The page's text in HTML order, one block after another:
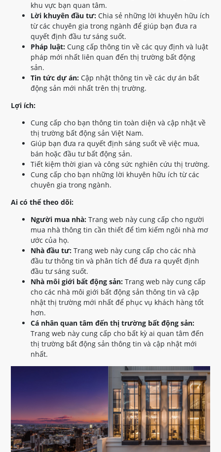
khu vực bạn quan tâm.
Lời khuyên đầu tư: Chia sẻ những lời khuyên hữu ích
từ các chuyên gia trong ngành để giúp bạn đưa ra
quyết định đầu tư sáng suốt.
Pháp luật: Cung cấp thông tin về các quy định và luật
pháp mới nhất liên quan đến thị trường bất động
sản.
Tin tức dự án: Cập nhật thông tin về các dự án bất
động sản mới nhất trên thị trường.
Lợi ích:
Cung cấp cho bạn thông tin toàn diện và cập nhật về
thị trường bất động sản Việt Nam.
Giúp bạn đưa ra quyết định sáng suốt về việc mua,
bán hoặc đầu tư bất động sản.
Tiết kiệm thời gian và công sức nghiên cứu thị trường.
Cung cấp cho bạn những lời khuyên hữu ích từ các
chuyên gia trong ngành.
Ai có thể theo dõi:
Người mua nhà: Trang web này cung cấp cho người
mua nhà thông tin cần thiết để tìm kiếm ngôi nhà mơ
ước của họ.
Nhà đầu tư: Trang web này cung cấp cho các nhà
đầu tư thông tin và phân tích để đưa ra quyết định
đầu tư sáng suốt.
Nhà môi giới bất động sản: Trang web này cung cấp
cho các nhà môi giới bất động sản thông tin và cập
nhật thị trường mới nhất để phục vụ khách hàng tốt
hơn.
Cá nhân quan tâm đến thị trường bất động sản:
Trang web này cung cấp cho bất kỳ ai quan tâm đến
thị trường bất động sản thông tin và cập nhật mới
nhất.